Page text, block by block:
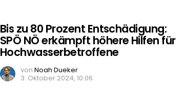
Bis zu 80 Prozent Entschädigung:
SPÖ NÖ erkämpft höhere Hilfen für
Hochwasserbetroffene
von Noah Dueker
3. Oktober 2024, 10:06